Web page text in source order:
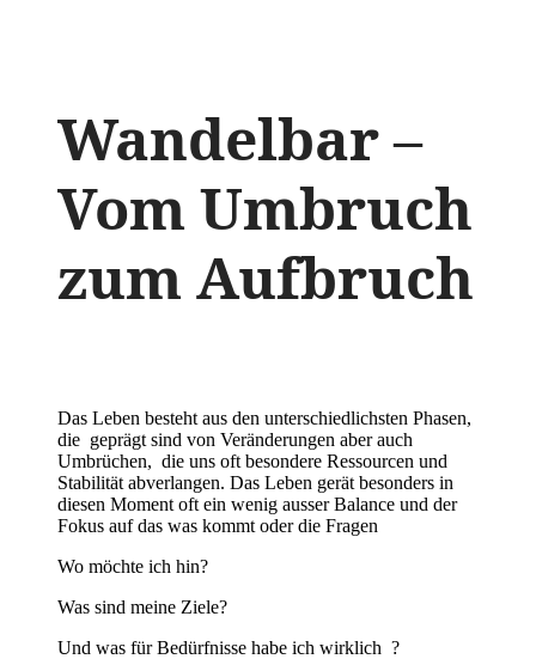
Wandelbar –
Vom Umbruch
zum Aufbruch
Das Leben besteht aus den unterschiedlichsten Phasen,
die geprägt sind von Veränderungen aber auch
Umbrüchen, die uns oft besondere Ressourcen und
Stabilität abverlangen. Das Leben gerät besonders in
diesen Moment oft ein wenig ausser Balance und der
Fokus auf das was kommt oder die Fragen
Wo möchte ich hin?
Was sind meine Ziele?
Und was für Bedürfnisse habe ich wirklich ?